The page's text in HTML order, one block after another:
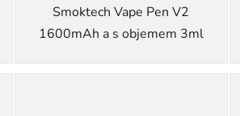
Smoktech Vape Pen V2
1600mAh a s objemem 3ml